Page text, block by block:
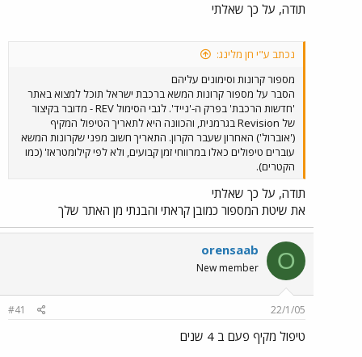
תודה, על כך שאלתי
נכתב ע"י חן מלינג:
מספור קרונות וסימונים עליהם
הסבר על מספור קרונות המשא ברכבת ישראל תוכל למצוא באתר
'חדשות הרכבת' בפרק ה-'נייד'. לגבי הסימול REV - מדובר בקיצור
של Revision בגרמנית, והכוונה היא לתאריך הטיפול המקיף
('אוברול') האחרון שעבר הקרון. התאריך חשוב מפני שקרונות המשא
עוברים טיפולים כאלו במרווחי זמן קבועים, ולא לפי קילומטראז' (כמו
הקטרים).
תודה, על כך שאלתי
את שיטת המספור כמובן קראתי והבנתי מן האתר שלך
O
orensaab
New member
22/1/05
#41
טיפול מקיף פעם ב 4 שנים